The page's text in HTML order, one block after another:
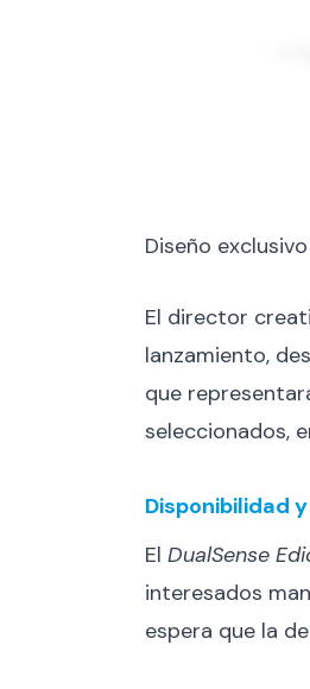
Diseño
El director
lanzamiento,
que
seleccionados,
Disponibilidad
El DualSense
interesados
espera que la